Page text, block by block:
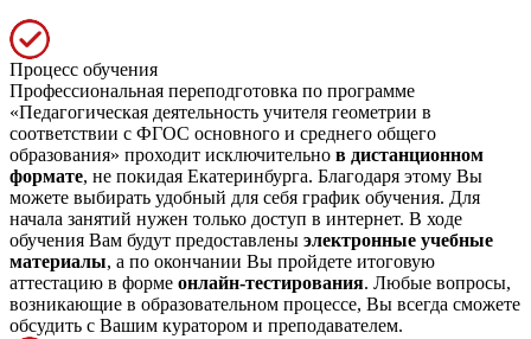
Процесс обучения
Профессиональная переподготовка по программе
«Педагогическая деятельность учителя геометрии в
соответствии с ФГОС основного и среднего общего
образования» проходит исключительно в дистанционном
формате, не покидая Екатеринбурга. Благодаря этому Вы
можете выбирать удобный для себя график обучения. Для
начала занятий нужен только доступ в интернет. В ходе
обучения Вам будут предоставлены электронные учебные
материалы, а по окончании Вы пройдете итоговую
аттестацию в форме онлайн-тестирования. Любые вопросы,
возникающие в образовательном процессе, Вы всегда сможете
обсудить с Вашим куратором и преподавателем.